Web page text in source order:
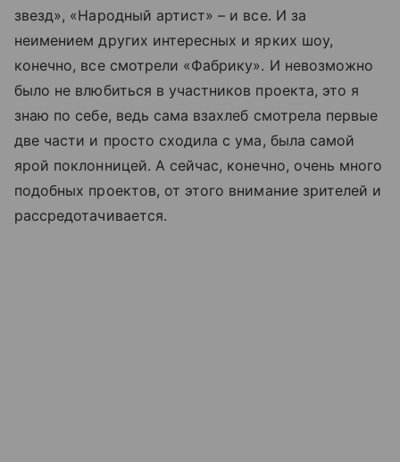
звезд», «Народный артист» – и все. И за
неимением других интересных и ярких шоу,
конечно, все смотрели «Фабрику». И невозможно
было не влюбиться в участников проекта, это я
знаю по себе, ведь сама взахлеб смотрела первые
две части и просто сходила с ума, была самой
ярой поклонницей. А сейчас, конечно, очень много
подобных проектов, от этого внимание зрителей и
рассредотачивается.